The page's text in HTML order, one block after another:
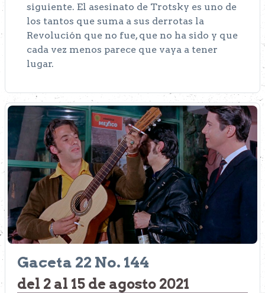
siguiente. El asesinato de Trotsky es uno de
los tantos que suma a sus derrotas la
Revolución que no fue, que no ha sido y que
cada vez menos parece que vaya a tener
lugar.
Gaceta 22 No. 144
del 2 al 15 de agosto 2021